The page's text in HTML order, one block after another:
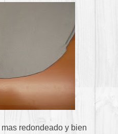
redondeado y bien